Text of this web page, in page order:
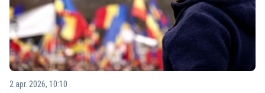
2 apr. 2026, 10:10